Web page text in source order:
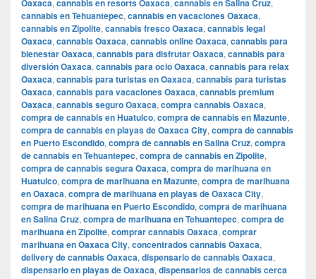
Oaxaca cannabis en resorts Oaxaca cannabis en Salina Cruz
cannabis en Tehuantepec, cannabis en vacaciones Oaxaca,
cannabis en Zipolite, cannabis fresco Oaxaca, cannabis legal
Oaxaca, cannabis Oaxaca, cannabis online Oaxaca, cannabis para
bienestar Oaxaca, cannabis para disfrutar Oaxaca, cannabis para
diversión Oaxaca, cannabis para ocio Oaxaca, cannabis para relax
Oaxaca, cannabis para turistas en Oaxaca, cannabis para turistas
Oaxaca, cannabis para vacaciones Oaxaca, cannabis premium
Oaxaca, cannabis seguro Oaxaca, compra cannabis Oaxaca,
compra de cannabis en Huatulco, compra de cannabis en Mazunte,
compra de cannabis en playas de Oaxaca City, compra de cannabis
en Puerto Escondido, compra de cannabis en Salina Cruz, compra
de cannabis en Tehuantepec, compra de cannabis en Zipolite,
compra de cannabis segura Oaxaca, compra de marihuana en
Huatulco, compra de marihuana en Mazunte, compra de marihuana
en Oaxaca, compra de marihuana en playas de Oaxaca City,
compra de marihuana en Puerto Escondido, compra de marihuana
en Salina Cruz, compra de marihuana en Tehuantepec, compra de
marihuana en Zipolite, comprar cannabis Oaxaca, comprar
marihuana en Oaxaca City, concentrados cannabis Oaxaca,
delivery de cannabis Oaxaca, dispensario de cannabis Oaxaca,
dispensario en playas de Oaxaca, dispensarios de cannabis cerca